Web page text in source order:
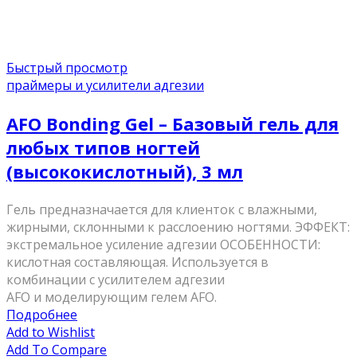
Быстрый просмотр
праймеры и усилители адгезии
AFO Bonding Gel – Базовый гель для
любых типов ногтей
(высококислотный), 3 мл
Гель предназначается для клиенток с влажными,
жирными, склонными к расслоению ногтями. ЭФФЕКТ:
экстремальное усиление адгезии ОСОБЕННОСТИ:
кислотная составляющая. Используется в
комбинации с усилителем адгезии
AFO и моделирующим гелем AFO.
Подробнее
Add to Wishlist
Add To Compare